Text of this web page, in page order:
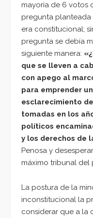
mayoría de 6 votos
pregunta
era constitucional;
pregunta se debía
siguiente manera:
que se lleven a
con apego al
para emprender
esclarecimiento
tomadas en los
políticos
y los derechos de
Penosa y
máximo tribunal del
La postura de la
inconstitucional la
considerar que a la